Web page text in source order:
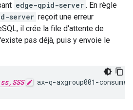
edge-qpid-server . En règle
server reçoit une erreur
il crée la file d'attente de
pas déjà, puis y envoie le
ax-q-axgroup001-